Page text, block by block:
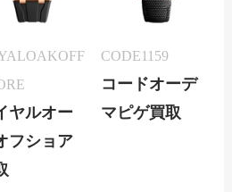
ヤルオー
フショア
CODE1159
コードオーデ
マピゲ買取